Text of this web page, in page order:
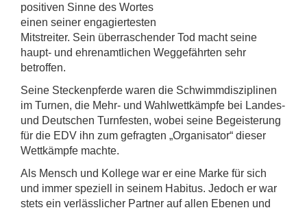
positiven Sinne des Wortes
einen seiner engagiertesten
Mitstreiter. Sein überraschender Tod macht seine
haupt- und ehrenamtlichen Weggefährten sehr
betroffen.
Seine Steckenpferde waren die Schwimmdisziplinen
im Turnen, die Mehr- und Wahlwettkämpfe bei Landes-
und Deutschen Turnfesten, wobei seine Begeisterung
für die EDV ihn zum gefragten „Organisator“ dieser
Wettkämpfe machte.
Als Mensch und Kollege war er eine Marke für sich
und immer speziell in seinem Habitus. Jedoch er war
stets ein verlässlicher Partner auf allen Ebenen und